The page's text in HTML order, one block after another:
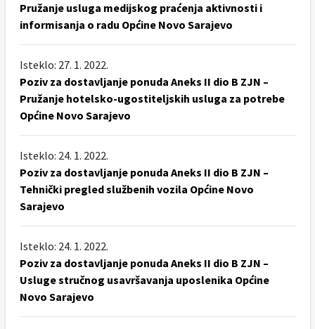
Pružanje usluga medijskog praćenja aktivnosti i
informisanja o radu Općine Novo Sarajevo
Isteklo: 27. 1. 2022.
Poziv za dostavljanje ponuda Aneks II dio B ZJN –
Pružanje hotelsko-ugostiteljskih usluga za potrebe
Općine Novo Sarajevo
Isteklo: 24. 1. 2022.
Poziv za dostavljanje ponuda Aneks II dio B ZJN –
Tehnički pregled službenih vozila Općine Novo
Sarajevo
Isteklo: 24. 1. 2022.
Poziv za dostavljanje ponuda Aneks II dio B ZJN –
Usluge stručnog usavršavanja uposlenika Općine
Novo Sarajevo